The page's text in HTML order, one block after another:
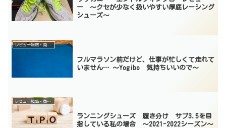
ー 〜クセが少なく扱いやすい厚底レーシング
シューズ〜
レビュー雑感・商品紹介
フルマラソン前だけど、仕事が忙しくて走れて
いません… 〜Yogibo 気持ちいいので〜
レビュー雑感・商品紹介
ランニングシューズ 履き分け サブ3.5を目
指している私の場合 〜2021-2022シーズン〜